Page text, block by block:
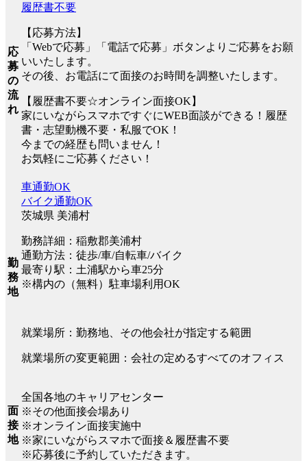
応
募
の
流
れ
履歴書不要
【応募方法】
「Webで応募」「電話で応募」ボタンよりご応募をお願
いいたします。
その後、お電話にて面接のお時間を調整いたします。
【履歴書不要☆オンライン面接OK】
家にいながらスマホですぐにWEB面談ができる！履歴
書・志望動機不要・私服でOK！
今までの経歴も問いません！
お気軽にご応募ください！
勤
務
地
車通勤OK
バイク通勤OK
茨城県 美浦村
勤務詳細：稲敷郡美浦村
通勤方法：徒歩/車/自転車/バイク
最寄り駅：土浦駅から車25分
※構内の（無料）駐車場利用OK
就業場所：勤務地、その他会社が指定する範囲
就業場所の変更範囲：会社の定めるすべてのオフィス
面
接
地
全国各地のキャリアセンター
※その他面接会場あり
※オンライン面接実施中
※家にいながらスマホで面接＆履歴書不要
※応募後に予約していただきます。